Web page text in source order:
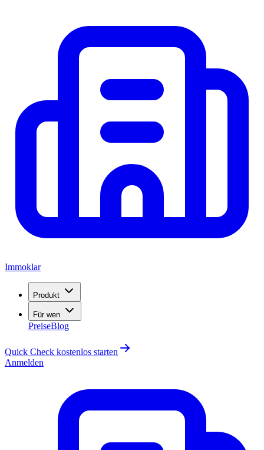
Immoklar
Produkt
Für wen
PreiseBlog
Quick Check kostenlos starten
Anmelden